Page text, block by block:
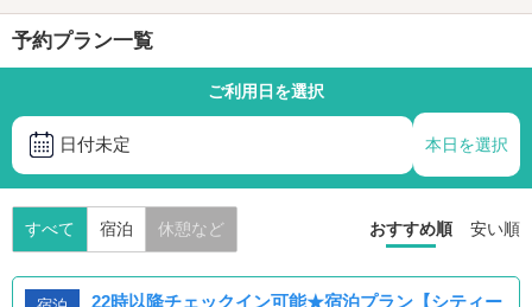
予約プラン一覧
ご利用日を選択
日付未定 本日を選択
すべて 宿泊 休憩など おすすめ順 安い順
22時以降チェックイン可能★宿泊プラン【シティー